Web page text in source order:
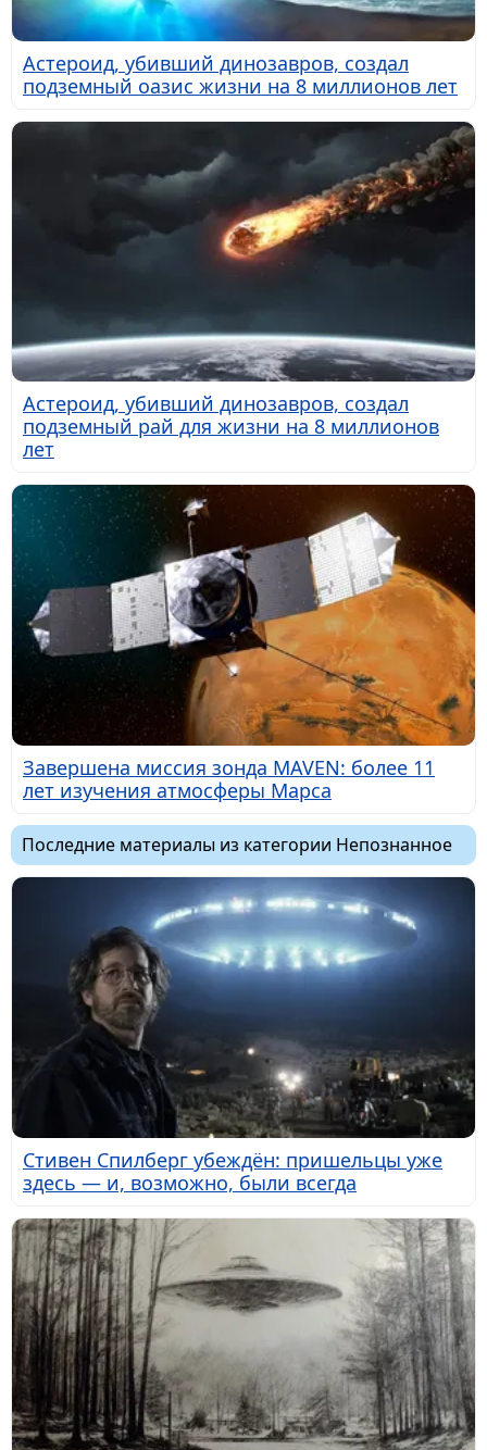
Астероид, убивший динозавров, создал
подземный оазис жизни на 8 миллионов лет
Астероид, убивший динозавров, создал
подземный рай для жизни на 8 миллионов
лет
Завершена миссия зонда MAVEN: более 11
лет изучения атмосферы Марса
Последние материалы из категории Непознанное
Стивен Спилберг убеждён: пришельцы уже
здесь — и, возможно, были всегда